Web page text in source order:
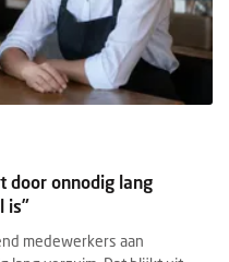
door onnodig lang
is”
medewerkers aan